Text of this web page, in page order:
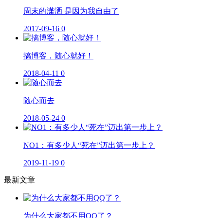
周末的潇洒 是因为我自由了
2017-09-16 0
搞博客，随心就好！
2018-04-11 0
随心而去
2018-05-24 0
NO1：有多少人“死在”迈出第一步上？
2019-11-19 0
最新文章
为什么大家都不用QQ了？